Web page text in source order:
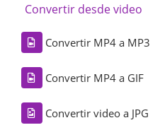
Convertir desde video
Convertir MP4 a MP3
Convertir MP4 a GIF
Convertir video a JPG